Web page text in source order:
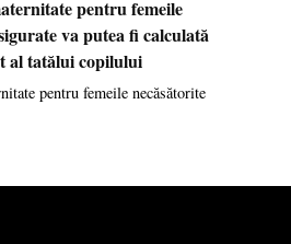
obținute de medici și farmaciști